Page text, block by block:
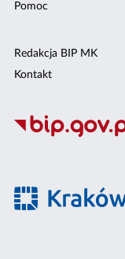
Pomoc
Redakcja BIP MK
Kontakt